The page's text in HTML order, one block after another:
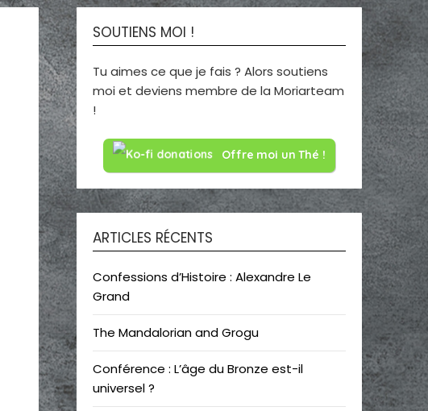
SOUTIENS MOI !
Tu aimes ce que je fais ? Alors soutiens
moi et deviens membre de la Moriarteam
!
Offre moi un Thé !
ARTICLES RÉCENTS
Confessions d’Histoire : Alexandre Le
Grand
The Mandalorian and Grogu
Conférence : L’âge du Bronze est-il
universel ?